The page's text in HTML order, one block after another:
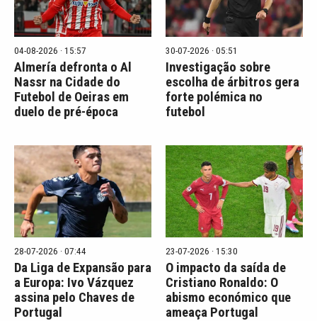
04-08-2026 · 15:57
Almería defronta o Al
Nassr na Cidade do
Futebol de Oeiras em
duelo de pré-época
30-07-2026 · 05:51
Investigação sobre
escolha de árbitros gera
forte polémica no
futebol
28-07-2026 · 07:44
Da Liga de Expansão para
a Europa: Ivo Vázquez
assina pelo Chaves de
Portugal
23-07-2026 · 15:30
O impacto da saída de
Cristiano Ronaldo: O
abismo económico que
ameaça Portugal